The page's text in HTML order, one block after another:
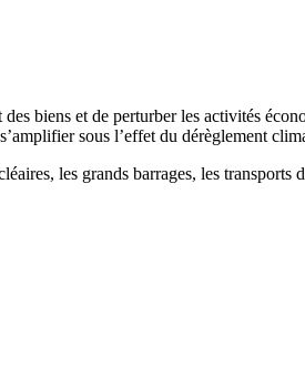
biens et de perturber les activités
sous l’effet du dérèglement
les grands barrages, les transports